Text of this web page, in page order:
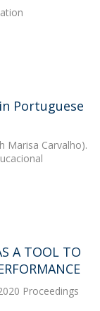
Portuguese
Marisa Carvalho).
A TOOL TO
Proceedings